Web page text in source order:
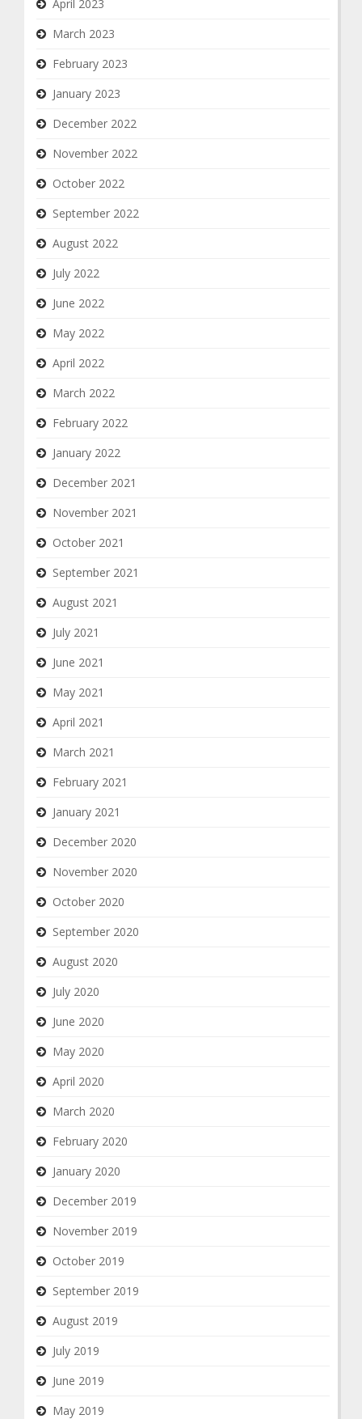
April 2023
March 2023
February 2023
January 2023
December 2022
November 2022
October 2022
September 2022
August 2022
July 2022
June 2022
May 2022
April 2022
March 2022
February 2022
January 2022
December 2021
November 2021
October 2021
September 2021
August 2021
July 2021
June 2021
May 2021
April 2021
March 2021
February 2021
January 2021
December 2020
November 2020
October 2020
September 2020
August 2020
July 2020
June 2020
May 2020
April 2020
March 2020
February 2020
January 2020
December 2019
November 2019
October 2019
September 2019
August 2019
July 2019
June 2019
May 2019